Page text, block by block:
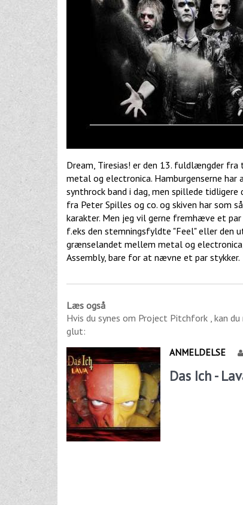
Dream, Tiresias! er den 13. fuldlængder
metal og electronica. Hamburgenserne
synthrock band i dag, men spillede
fra Peter Spilles og co. og skiven har som
karakter. Men jeg vil gerne fremhæve et
f.eks den stemningsfyldte "Feel" eller den
grænselandet mellem metal og
Assembly, bare for at nævne et par stykker.
Læs også
Hvis du synes om Project Pitchfork , kan
glut:
ANMELDELSE
Das Ich -